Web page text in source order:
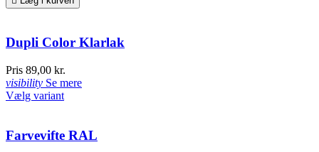
Dupli Color Klarlak
Pris 89,00 kr.
visibility Se mere
Vælg variant
Farvevifte RAL